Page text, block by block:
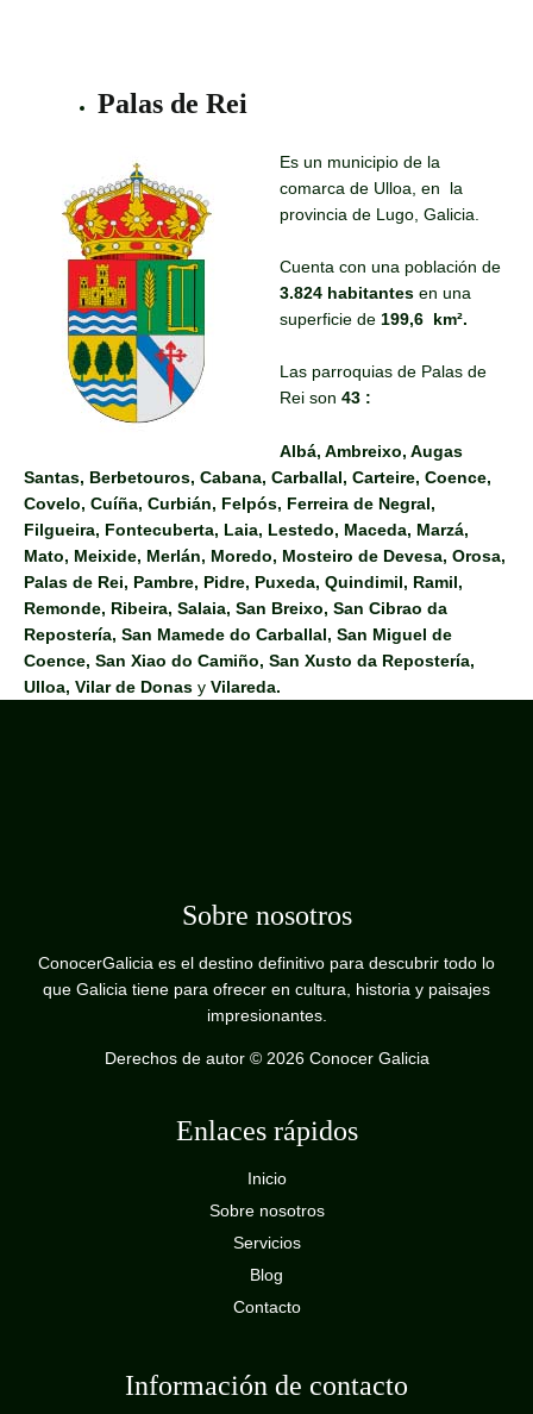
Palas de Rei
Es un municipio de la
comarca de Ulloa, en la
provincia de Lugo, Galicia.
Cuenta con una población de
3.824 habitantes en una
superficie de 199,6 km².
Las parroquias de Palas de
Rei son 43 :
Albá, Ambreixo, Augas
Santas, Berbetouros, Cabana, Carballal, Carteire, Coence,
Covelo, Cuíña, Curbián, Felpós, Ferreira de Negral,
Filgueira, Fontecuberta, Laia, Lestedo, Maceda, Marzá,
Mato, Meixide, Merlán, Moredo, Mosteiro de Devesa, Orosa,
Palas de Rei, Pambre, Pidre, Puxeda, Quindimil, Ramil,
Remonde, Ribeira, Salaia, San Breixo, San Cibrao da
Repostería, San Mamede do Carballal, San Miguel de
Coence, San Xiao do Camiño, San Xusto da Repostería,
Ulloa, Vilar de Donas y Vilareda.
Sobre nosotros
ConocerGalicia es el destino definitivo para descubrir todo lo
que Galicia tiene para ofrecer en cultura, historia y paisajes
impresionantes.
Derechos de autor © 2026 Conocer Galicia
Enlaces rápidos
Inicio
Sobre nosotros
Servicios
Blog
Contacto
Información de contacto